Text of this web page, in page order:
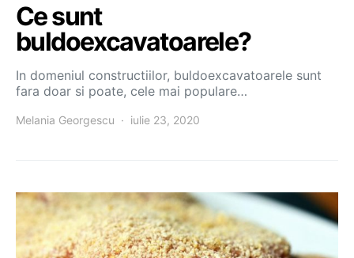
Ce sunt
buldoexcavatoarele?
In domeniul constructiilor, buldoexcavatoarele sunt
fara doar si poate, cele mai populare…
Melania Georgescu iulie 23, 2020